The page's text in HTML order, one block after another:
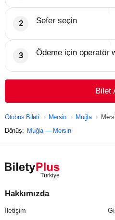
Sefer seçin
Ödeme için operatör
Bilet
Otobüs Bileti Mersin Muğla
Dönüş: Muğla — Mersin
Hakkımızda
İletişim